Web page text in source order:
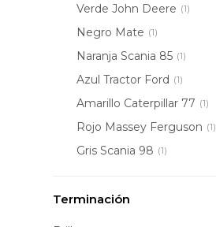
Verde John Deere (1)
Negro Mate (1)
Naranja Scania 85 (1)
Azul Tractor Ford (1)
Amarillo Caterpillar 77 (1)
Rojo Massey Ferguson (1)
Gris Scania 98 (1)
Terminación